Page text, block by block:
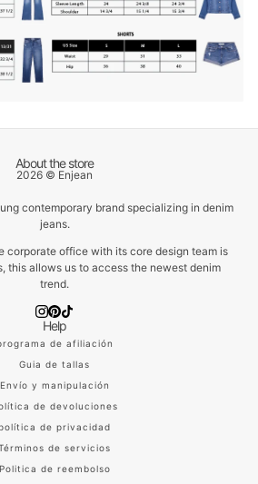
About the store
2026 © Enjean
contemporary brand specializing in denim
jeans.
corporate office with its core design team is
this allows us to access the newest denim
trend.
Help
de afiliación
Guia de tallas
Envío y manipulación
de devoluciones
de privacidad
de servicios
Politica de reembolso